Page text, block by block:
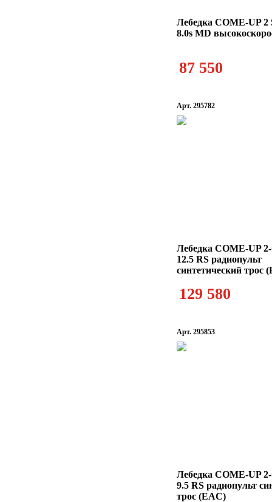
Лебедка COME-UP 2
8.0s MD
87 550
Арт. 295782
Лебедка COME-UP
12.5 RS радиопульт
синтетический трос
129 580
Арт. 295853
Лебедка COME-UP
9.5 RS радиопульт
трос (EAC)